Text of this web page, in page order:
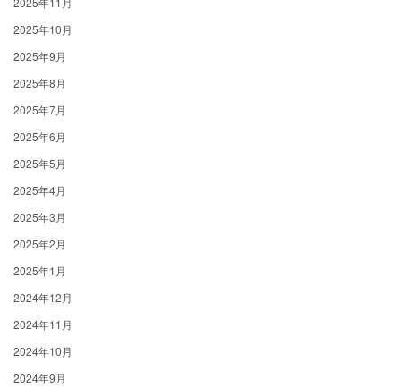
2025年10月
2025年9月
2025年8月
2025年7月
2025年6月
2025年5月
2025年4月
2025年3月
2025年2月
2025年1月
2024年12月
2024年11月
2024年10月
2024年9月